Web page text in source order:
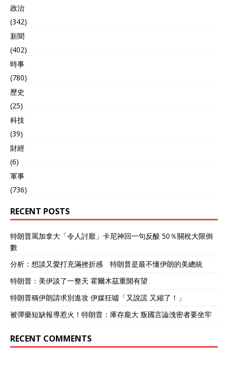
政治
(342)
新聞
(402)
時事
(780)
歷史
(25)
科技
(39)
財經
(6)
軍事
(736)
RECENT POSTS
特朗普罵加拿大「令人討厭」卡尼神回一句反酸 50％關稅大限倒
數
分析：想談又愛打充滿挫折感 特朗普是最不懂伊朗的美總統
特朗普：美伊談了一整天 霍爾木茲重開有望
特朗普稱伊朗請求別進攻 伊媒狂噓「又說謊 又縮了！」
被彈藥短缺報導惹火！特朗普：庫存龐大 叛國言論洩密者要坐牢
RECENT COMMENTS